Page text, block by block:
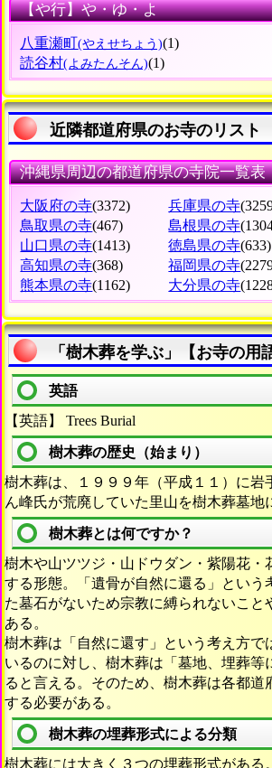
【や行】や・ゆ・よ
八重瀬町(やえせちょう)(1)
読谷村(よみたんそん)(1)
近隣都道府県のお寺のリスト
沖縄県周辺の都道府県の寺院一覧表
大阪府の寺(3372) 兵庫県の寺
鳥取県の寺(467) 島根県の寺
山口県の寺(1413) 徳島県の寺(633)
高知県の寺(368) 福岡県の寺
熊本県の寺(1162) 大分県の寺
「樹木葬を学ぶ」【お寺の用
英語
【英語】 Trees Burial
樹木葬の歴史（始まり）
樹木葬は、１９９９年（平成１１）に
ん峰氏が荒廃していた里山を樹木葬墓地
樹木葬とは何ですか？
樹木や山ツツジ・山ドウダン・紫陽花
する形態。「遺骨が自然に還る」とい
た墓石がないため宗教に縛られないこと
ある。
樹木葬は「自然に還す」という考え方で
いるのに対し、樹木葬は「墓地、埋葬
ると言える。そのため、樹木葬は各都
する必要がある。
樹木葬の埋葬形式による分類
樹木葬には大きく３つの埋葬形式がある。